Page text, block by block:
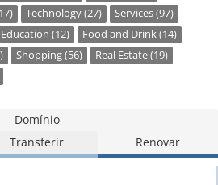
Technology (27)
Services (97)
Education (12)
Food and Drink (14)
Shopping (56)
Real Estate (19)
Domínio
Transferir Renovar